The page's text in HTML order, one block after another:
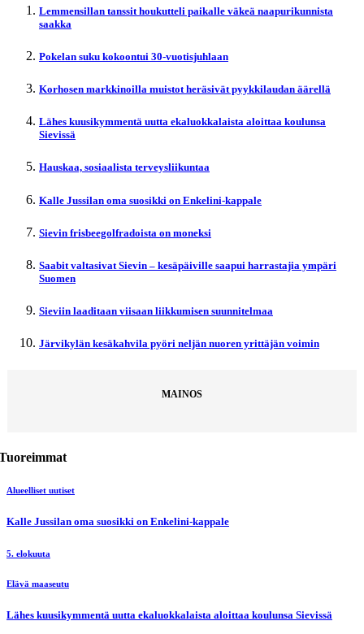
Lemmensillan tanssit houkutteli paikalle väkeä naapurikunnista
saakka
Pokelan suku kokoontui 30-vuotisjuhlaan
Korhosen markkinoilla muistot heräsivät pyykkilaudan äärellä
Lähes kuusikymmentä uutta ekaluokkalaista aloittaa koulunsa
Sievissä
Hauskaa, sosiaalista terveysliikuntaa
Kalle Jussilan oma suosikki on Enkelini-kappale
Sievin frisbeegolfradoista on moneksi
Saabit valtasivat Sievin – kesäpäiville saapui harrastajia ympäri
Suomen
Sieviin laaditaan viisaan liikkumisen suunnitelmaa
Järvikylän kesäkahvila pyöri neljän nuoren yrittäjän voimin
MAINOS
Alueelliset uutiset
Kalle Jussilan oma suosikki on Enkelini-kappale
5. elokuuta
Elävä maaseutu
Lähes kuusikymmentä uutta ekaluokkalaista aloittaa koulunsa Sievissä